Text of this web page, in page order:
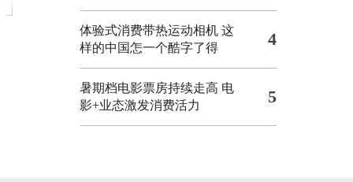
体验式消费带热运动相机 这
样的中国怎一个酷字了得
4
暑期档电影票房持续走高 电
影+业态激发消费活力
5